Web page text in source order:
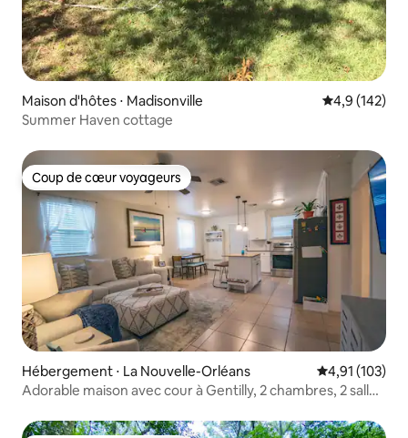
Maison d'hôtes ⋅ Madisonville Évaluation
4,9 (142)
Summer Haven cottage
Coup de cœur voyageurs
Coup de cœur voyageurs
Hébergement ⋅ La Nouvelle-Orléans Évaluation
4,91 (103)
Adorable maison avec cour à Gentilly, 2 chambres, 2 salles